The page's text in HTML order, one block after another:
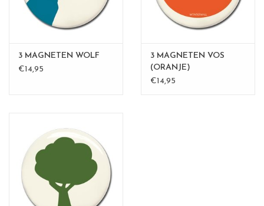
3 MAGNETEN WOLF
€14,95
3 MAGNETEN VOS
(ORANJE)
€14,95